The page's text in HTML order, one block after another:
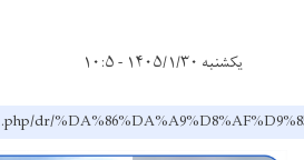
یکشنبه ۱۴۰۵/۱/۳۰ - ۱۰:۵
dr/